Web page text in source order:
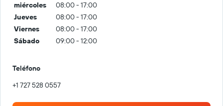
miércoles
08:00 - 17:00
Jueves
08:00 - 17:00
Viernes
08:00 - 17:00
Sábado
09:00 - 12:00
Teléfono
+1 727 528 0557